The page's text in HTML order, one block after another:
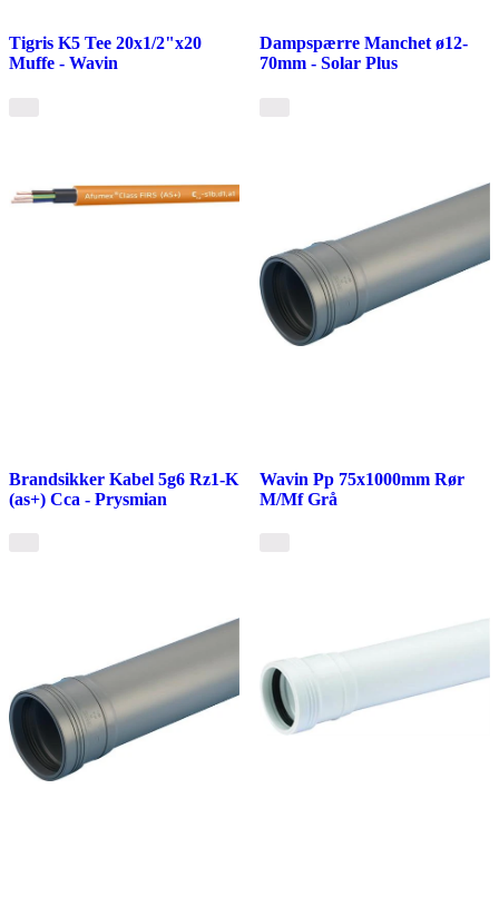
Tigris K5 Tee 20x1/2"x20
Muffe - Wavin
Dampspærre Manchet ø12-
70mm - Solar Plus
Brandsikker Kabel 5g6 Rz1-K
(as+) Cca - Prysmian
Wavin Pp 75x1000mm Rør
M/Mf Grå